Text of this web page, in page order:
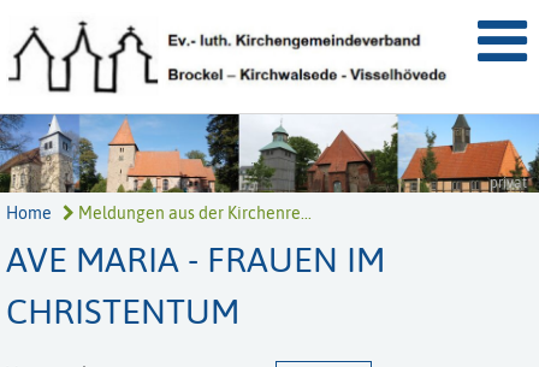
privat
Home Meldungen aus der Kirchenre...
AVE MARIA - FRAUEN IM
CHRISTENTUM